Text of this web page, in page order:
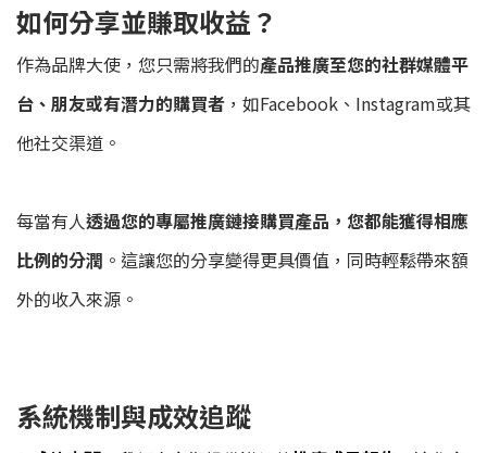
如何分享並賺取收益？
作為品牌大使，您只需將我們的產品推廣至您的社群媒體平
台、朋友或有潛力的購買者 ，如Facebook 、 Instagram或其
他社交渠道。
每當有人透過您的專屬推廣鏈接購買產品，您都能獲得相應
比例的分潤 。這讓您的分享變得更具價值，同時輕鬆帶來額
外的收入來源。
系統機制與成效追蹤